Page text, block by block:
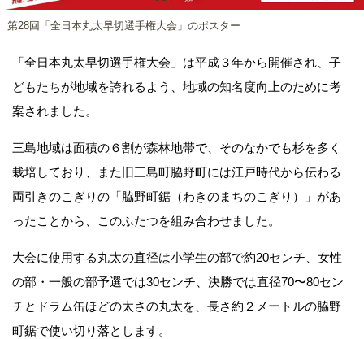
第28回「全日本丸太早切選手権大会」のポスター
「全日本丸太早切選手権大会」は平成３年から開催され、子
どもたちが地域を誇れるよう、地域の知名度向上のために考
案されました。
三島地域は面積の６割が森林地帯で、そのなかでも杉を多く
栽培しており、また旧三島町脇野町には江戸時代から伝わる
両引きのこぎりの「脇野町鋸（わきのまちのこぎり）」があ
ったことから、このふたつを組み合わせました。
大会に使用する丸太の直径は小学生の部で約20センチ、女性
の部・一般の部予選では30センチ、決勝では直径70〜80セン
チとドラム缶ほどの太さの丸太を、長さ約２メートルの脇野
町鋸で使い切り落とします。